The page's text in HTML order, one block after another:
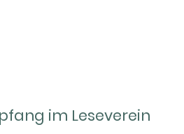
im Leseverein